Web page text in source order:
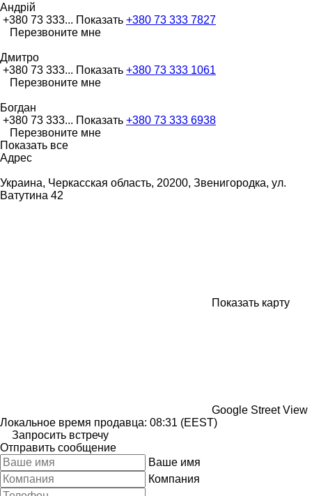
Андрій
+380 73 333... Показать +380 73 333 7827
Перезвоните мне
Дмитро
+380 73 333... Показать +380 73 333 1061
Перезвоните мне
Богдан
+380 73 333... Показать +380 73 333 6938
Перезвоните мне
Показать все
Адрес
Украина, Черкасская область, 20200, Звенигородка, ул.
Ватутина 42
Показать карту
Google Street View
Локальное время продавца: 08:31 (EEST)
Запросить встречу
Отправить сообщение
Ваше имя
Компания